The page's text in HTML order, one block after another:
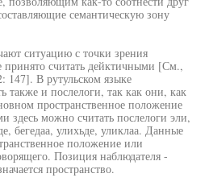
семантическую зону
ситуацию с точки зрения
принято считать дейктичными [См.,
147]. В рутульском языке
также и послелоги, так как они, как
пространственное положение
можно считать послелоги эли,
бегедаа, улихьде, уликлаа. Данные
положение или
Позиция наблюдателя -
пространство.